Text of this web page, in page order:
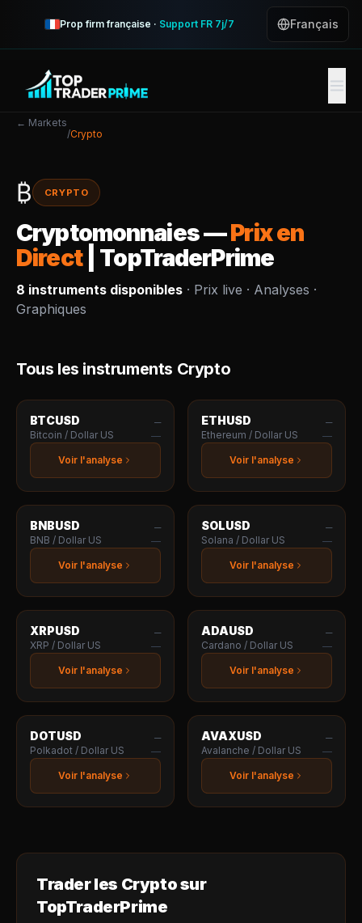
Prop firm française · Support FR 7j/7 Français
← Markets
/Crypto
₿ CRYPTO
Cryptomonnaies—Prix en
Direct
| TopTraderPrime
8 instruments disponibles · Prix live · Analyses ·
Graphiques
Tous les instruments Crypto
BTCUSD
Bitcoin / Dollar US
—
—
Voir l'analyse
ETHUSD
Ethereum / Dollar US
—
—
Voir l'analyse
BNBUSD
BNB / Dollar US
—
—
Voir l'analyse
SOLUSD
Solana / Dollar US
—
—
Voir l'analyse
XRPUSD
XRP / Dollar US
—
—
Voir l'analyse
ADAUSD
Cardano / Dollar US
—
—
Voir l'analyse
DOTUSD
Polkadot / Dollar US
—
—
Voir l'analyse
AVAXUSD
Avalanche / Dollar US
—
—
Voir l'analyse
Trader les Cryptosur
TopTraderPrime